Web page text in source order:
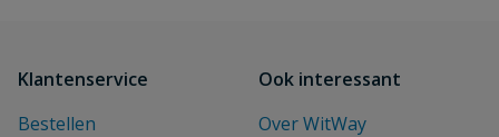
Klantenservice
Bestellen
Ook interessant
Over WitWay